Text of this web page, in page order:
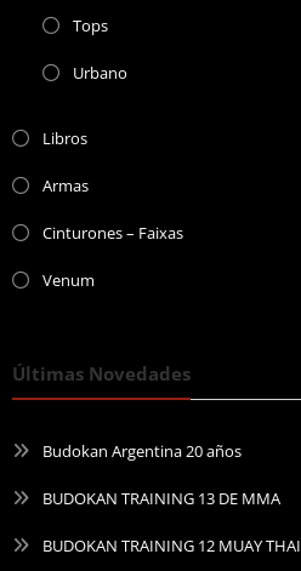
Tops
Urbano
Libros
Armas
Cinturones – Faixas
Venum
Últimas Novedades
Budokan Argentina 20 años
BUDOKAN TRAINING 13 DE MMA
BUDOKAN TRAINING 12 MUAY THAI